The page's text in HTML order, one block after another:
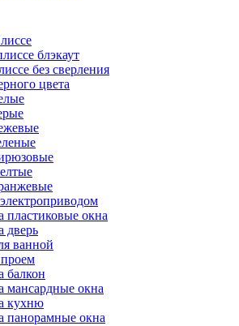
блэкаут
без сверления
цвета
пластиковые окна
дверь
ванной
балкон
мансардные окна
кухню
панорамные окна